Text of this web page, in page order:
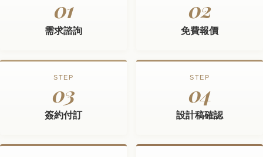
01
需求諮詢
02
免費報價
STEP
03
簽約付訂
STEP
04
設計稿確認